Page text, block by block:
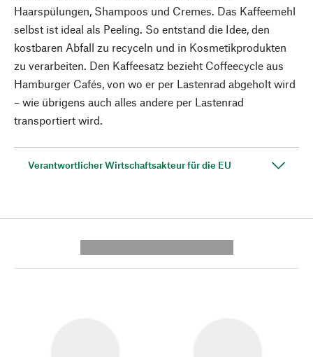
Haarspülungen, Shampoos und Cremes. Das Kaffeemehl
selbst ist ideal als Peeling. So entstand die Idee, den
kostbaren Abfall zu recyceln und in Kosmetikprodukten
zu verarbeiten. Den Kaffeesatz bezieht Coffeecycle aus
Hamburger Cafés, von wo er per Lastenrad abgeholt wird
– wie übrigens auch alles andere per Lastenrad
transportiert wird.
Verantwortlicher Wirtschaftsakteur für die EU